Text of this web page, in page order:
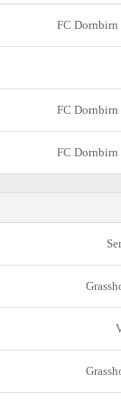
FC Dornbirn
FC Dornbirn
FC Dornbirn